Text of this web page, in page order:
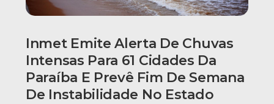
Inmet Emite Alerta De Chuvas
Intensas Para 61 Cidades Da
Paraíba E Prevê Fim De Semana
De Instabilidade No Estado